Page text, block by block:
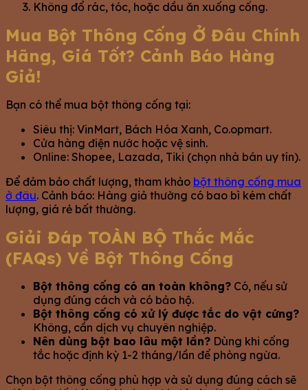
Không đổ rác, tóc, hoặc dầu ăn xuống cống.
Mua Bột Thông Cống Ở Đâu Chính
Hãng, Giá Tốt? Cảnh Báo Hàng
Giả!
Bạn có thể mua bột thông cống tại:
Siêu thị: VinMart, Bách Hóa Xanh, Co.opmart.
Cửa hàng điện nước hoặc vệ sinh.
Online: Shopee, Lazada, Tiki (chọn nhà bán uy tín).
Để đảm bảo chất lượng, tham khảo bột thông cống mua
ở đâu. Cảnh báo: Hàng giả thường có bao bì kém chất
lượng, giá rẻ bất thường.
Giải Đáp TOÀN BỘ Thắc Mắc
(FAQs) Về Bột Thông Cống
Bột thông cống có an toàn không? Có, nếu sử
dụng đúng cách và có bảo hộ.
Bột thông cống có xử lý được tắc do vật cứng?
Không, cần dịch vụ chuyên nghiệp.
Nên dùng bột bao lâu một lần? Dùng khi cống
tắc hoặc định kỳ 1-2 tháng/lần để phòng ngừa.
Chọn bột thông cống phù hợp và sử dụng đúng cách sẽ